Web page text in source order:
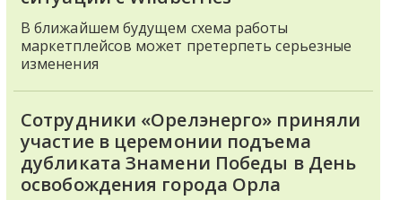
В ближайшем будущем схема работы
маркетплейсов может претерпеть серьезные
изменения
Сотрудники «Орелэнерго» приняли
участие в церемонии подъема
дубликата Знамени Победы в День
освобождения города Орла